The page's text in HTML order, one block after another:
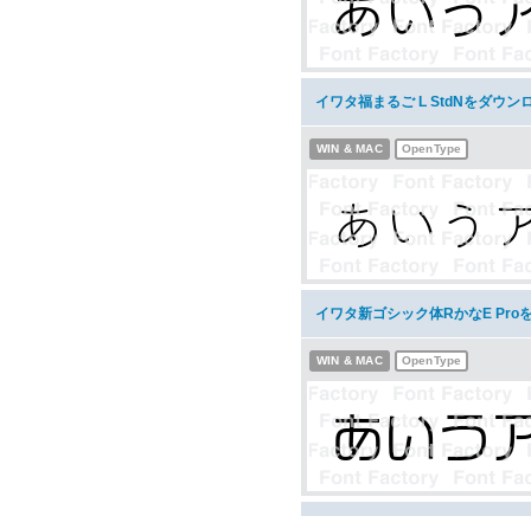
イワタ福まるご L StdNをダウン
WIN & MAC OpenType
イワタ新ゴシック体RかなE Pro
WIN & MAC OpenType